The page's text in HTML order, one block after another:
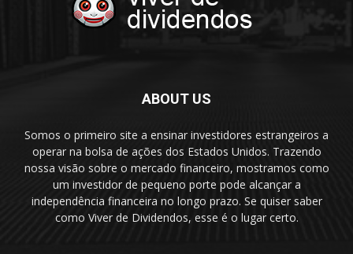
ABOUT US
Somos o primeiro site a ensinar investidores estrangeiros a
operar na bolsa de ações dos Estados Unidos. Trazendo
nossa visão sobre o mercado financeiro, mostramos como
um investidor de pequeno porte pode alcançar a
independência financeira no longo prazo. Se quiser saber
como Viver de Dividendos, esse é o lugar certo.